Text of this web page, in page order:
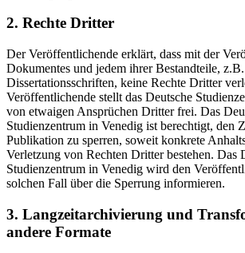
2. Rechte Dritter
Der Veröffentlichende erklärt, dass mit der
Dokumentes und jedem ihrer Bestandteile,
Dissertationsschriften, keine Rechte Dritter
Veröffentlichende stellt das Deutsche
von etwaigen Ansprüchen Dritter frei. Das
Studienzentrum in Venedig ist berechtigt, den
Publikation zu sperren, soweit konkrete
Verletzung von Rechten Dritter bestehen. Das
Studienzentrum in Venedig wird den
solchen Fall über die Sperrung informieren.
3. Langzeitarchivierung und
andere Formate